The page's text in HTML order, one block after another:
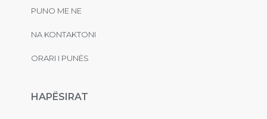
PUNO ME NE
NA KONTAKTONI
ORARI I PUNËS
HAPËSIRAT